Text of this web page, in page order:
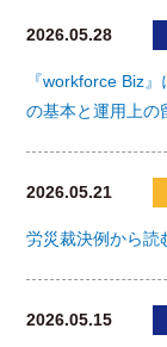
2026.05.28
『workforce Biz
の基本と運用上の
2026.05.21
労災裁決例から読
2026.05.15